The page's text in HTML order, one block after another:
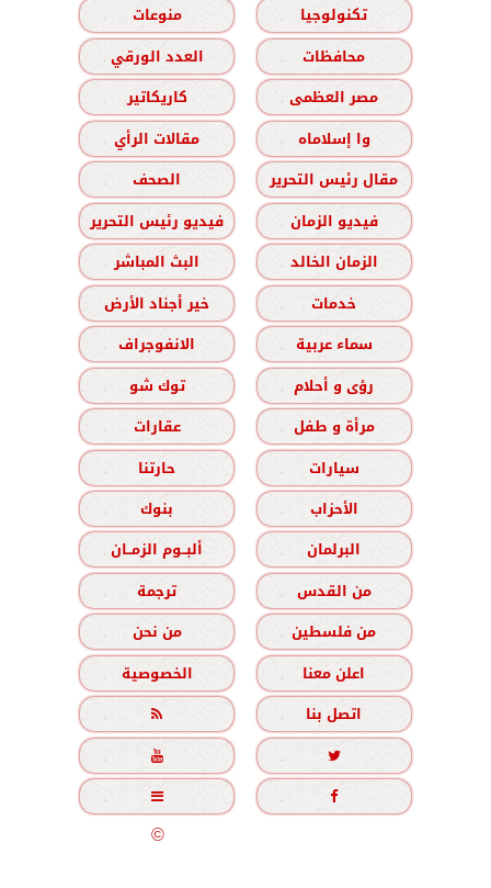
تكنولوجيا
منوعات
محافظات
العدد الورقي
مصر العظمى
كاريكاتير
وا إسلاماه
مقالات الرأي
مقال رئيس التحرير
الصحف
فيديو الزمان
فيديو رئيس التحرير
الزمان الخالد
البث المباشر
خدمات
خير أجناد الأرض
سماء عربية
الانفوجراف
رؤى و أحلام
توك شو
مرأة و طفل
عقارات
سيارات
حارتنا
الأحزاب
بنوك
البرلمان
ألبــوم الزمــان
من القدس
ترجمة
من فلسطين
من نحن
اعلن معنا
الخصوصية
اتصل بنا





جميع الحقوق محفوظة©